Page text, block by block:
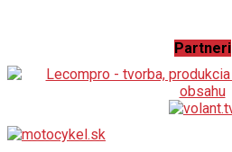
Partneri